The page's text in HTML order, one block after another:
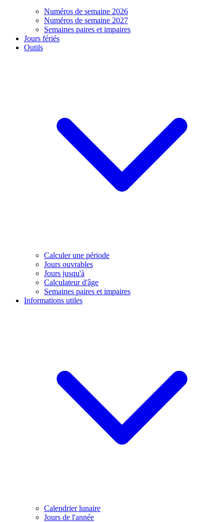
Numéros de semaine 2026
Numéros de semaine 2027
Semaines paires et impaires
Jours fériés
Outils
Calculer une période
Jours ouvrables
Jours jusqu'à
Calculateur d'âge
Semaines paires et impaires
Informations utiles
Calendrier lunaire
Jours de l'année